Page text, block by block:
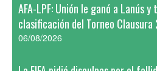
AFA-LPF: Unión le ganó a Lanús
clasificación del Torneo Clausura
06/08/2026